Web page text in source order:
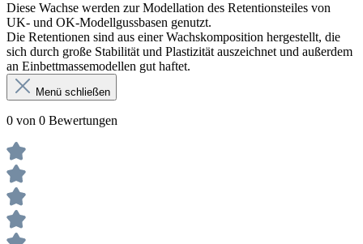
Diese Wachse werden zur Modellation des Retentionsteiles von
UK- und OK-Modellgussbasen genutzt.
Die Retentionen sind aus einer Wachskomposition herge­stellt, die
sich durch große Stabilität und Plastizität aus­zeichnet und außerdem
an Einbettmassemodellen gut haftet.
Menü schließen
0 von 0 Bewertungen